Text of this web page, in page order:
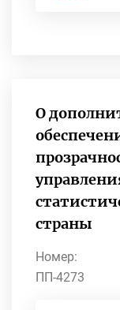
О
страны
Номер:
ПП-4273